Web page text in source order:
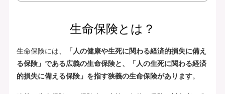
生命保険とは？
生命保険には、
「人の健康や生死に関わる経済的損失に備え
る保険」である広義の生命保険と、「人の生死に関わる経済
的損失に備える保険」を指す狭義の生命保険があります。